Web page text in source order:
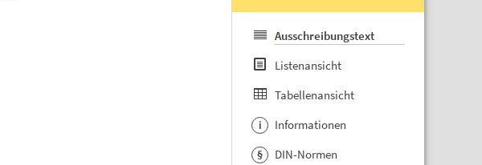
Ausschreibungstext
Listenansicht
Tabellenansicht
i Informationen
§ DIN-Normen